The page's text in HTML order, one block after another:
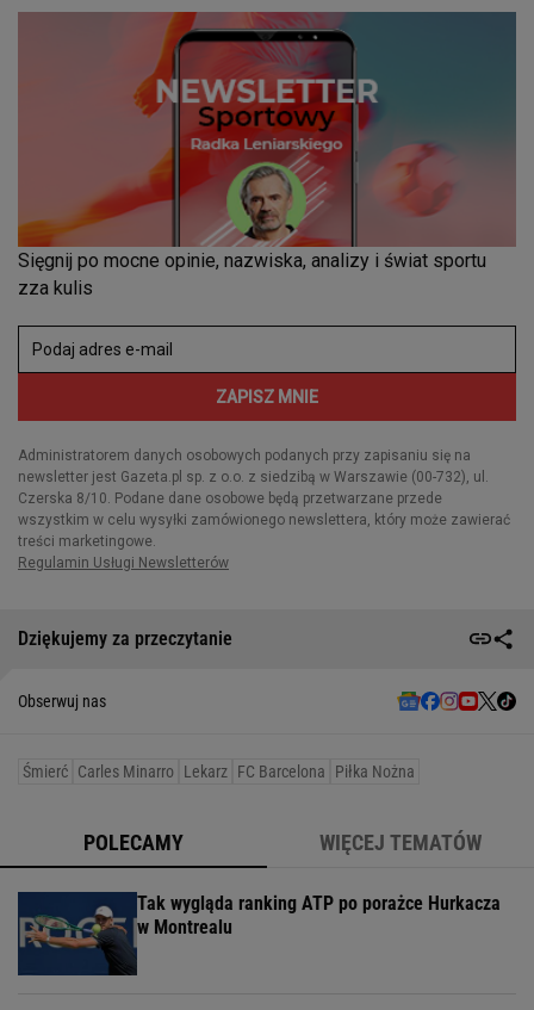
Dziękujemy za przeczytanie
Obserwuj nas
Śmierć Carles Minarro Lekarz FC Barcelona Piłka Nożna
POLECAMY WIĘCEJ TEMATÓW
Tak wygląda ranking ATP po porażce Hurkacza
w Montrealu